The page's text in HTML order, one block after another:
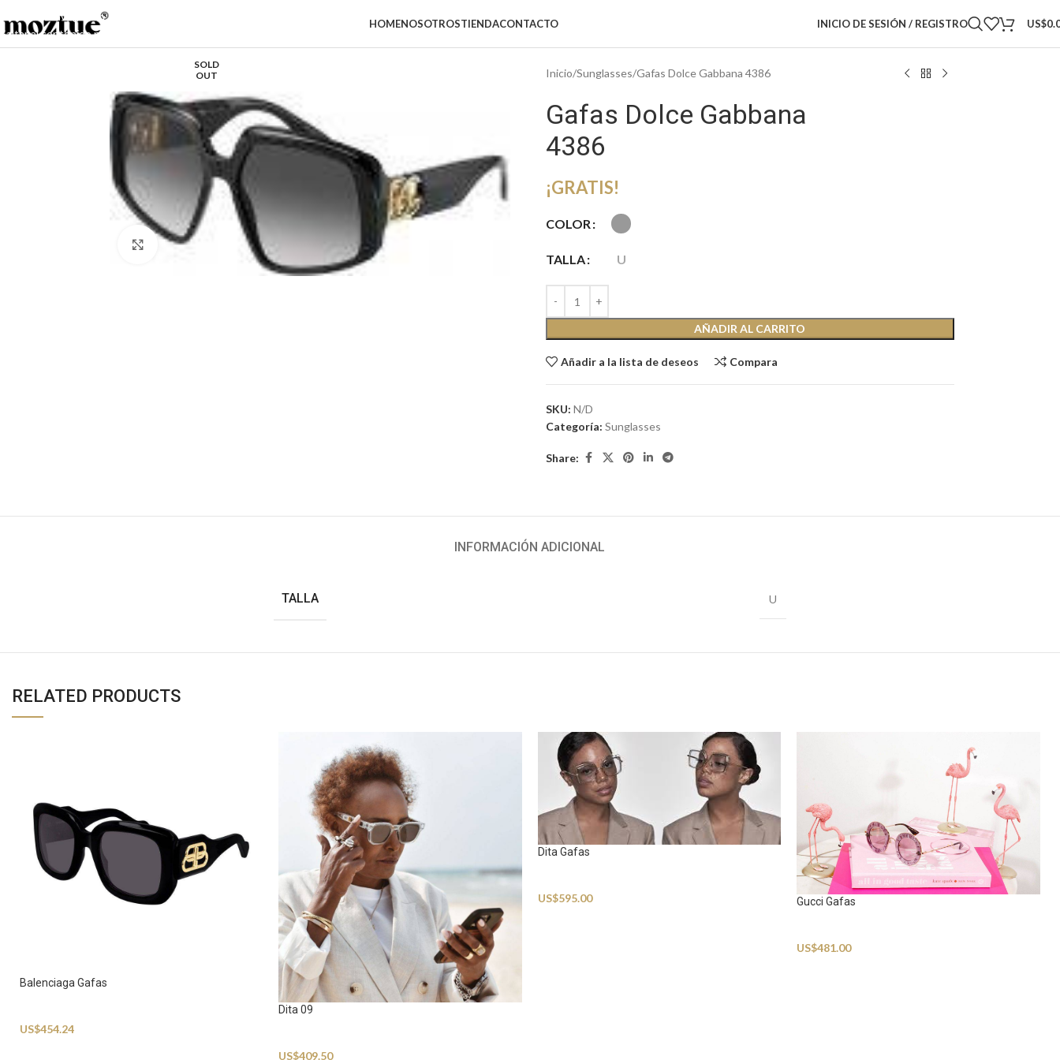
Saltar a la navegación
Saltar al contenido principal
HOMENOSOTROSTIENDACONTACTO INICIO DE SESIÓN / REGISTRO US$
SOLD
OUT
Haga clic para ampliar
Inicio Sunglasses Gafas Dolce Gabbana 4386
Gafas Dolce Gabbana
4386
¡GRATIS!
COLOR
TALLA U
AÑADIR AL CARRITO
Añadir a la lista de deseos Compara
SKU: N/D
Categoría: Sunglasses
Share:
INFORMACIÓN ADICIONAL
TALLA U
RELATED PRODUCTS
Balenciaga Gafas
US$454.24
Dita 09
US$409.50
Dita Gafas
US$595.00 Gucci Gafas
US$481.00